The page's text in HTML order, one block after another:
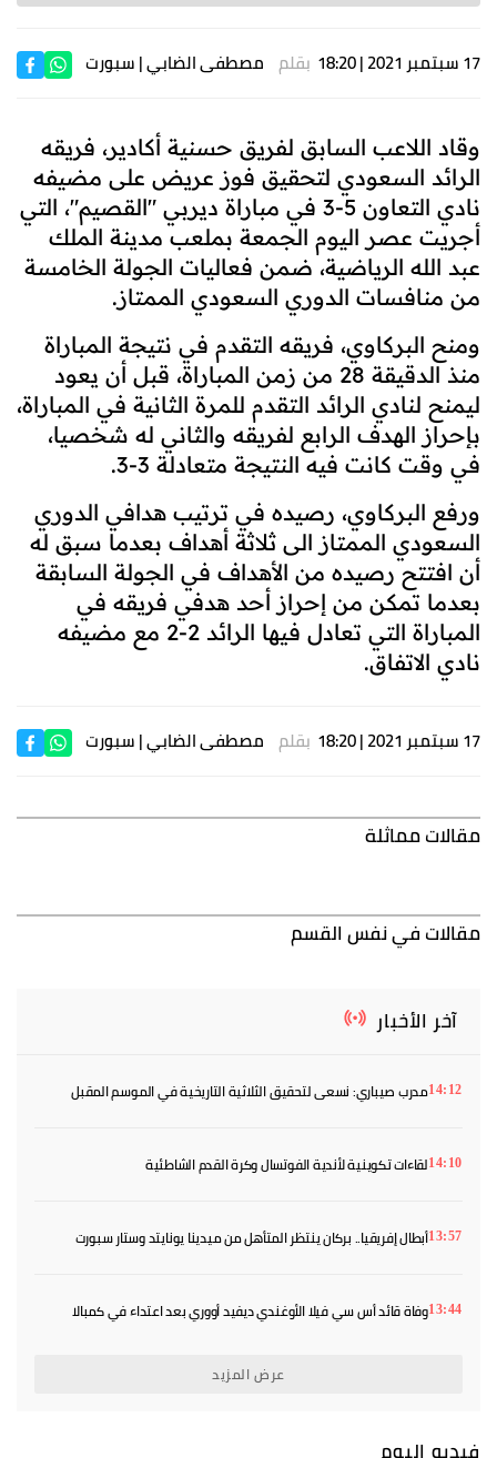
17 سبتمبر 2021 | 18:20 بقلم مصطفى الضابي| سبورت
وقاد اللاعب السابق لفريق حسنية أكادير، فريقه
الرائد السعودي لتحقيق فوز عريض على مضيفه
نادي التعاون 5-3 في مباراة ديربي "القصيم"، التي
أجريت عصر اليوم الجمعة بملعب مدينة الملك
عبد الله الرياضية، ضمن فعاليات الجولة الخامسة
من منافسات الدوري السعودي الممتاز.
ومنح البركاوي، فريقه التقدم في نتيجة المباراة
منذ الدقيقة 28 من زمن المباراة، قبل أن يعود
ليمنح لنادي الرائد التقدم للمرة الثانية في المباراة،
بإحراز الهدف الرابع لفريقه والثاني له شخصيا،
في وقت كانت فيه النتيجة متعادلة 3-3.
ورفع البركاوي، رصيده في ترتيب هدافي الدوري
السعودي الممتاز الى ثلاثة أهداف بعدما سبق له
أن افتتح رصيده من الأهداف في الجولة السابقة
بعدما تمكن من إحراز أحد هدفي فريقه في
المباراة التي تعادل فيها الرائد 2-2 مع مضيفه
نادي الاتفاق.
17 سبتمبر 2021 | 18:20 بقلم مصطفى الضابي| سبورت
مقالات مماثلة
مقالات في نفس القسم
آخر الأخبار
14:12مدرب صيباري: نسعى لتحقيق الثلاثية التاريخية في الموسم المقبل
14:10لقاءات تكوينية لأندية الفوتسال وكرة القدم الشاطئية
13:57أبطال إفريقيا.. بركان ينتظر المتأهل من ميدينا يونايتد وستار سبورت
13:44وفاة قائد أس سي فيلا الأوغندي ديفيد أووري بعد اعتداء في كمبالا
عرض المزيد